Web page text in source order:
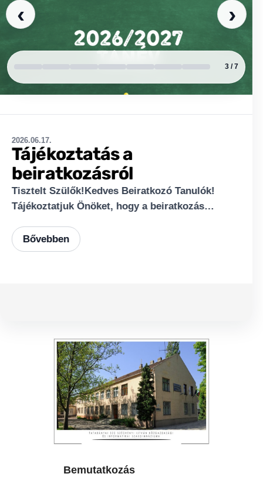
2026.06.10.
Osztálykirándulások 2026
A 2026-os osztálykirándulások során több
osztályunk is tartalmas és élményekben gazdag
összeállításban néhány osztály kirándulását
mutatjuk be.…
Bővebben
4 / 7
‹ ›
Bemutatkozás